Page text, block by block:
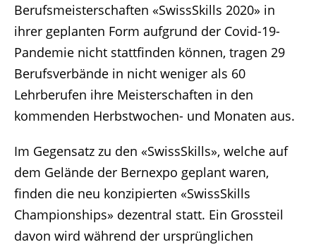
Berufsmeisterschaften «SwissSkills 2020» in
ihrer geplanten Form aufgrund der Covid-19-
Pandemie nicht stattfinden können, tragen 29
Berufsverbände in nicht weniger als 60
Lehrberufen ihre Meisterschaften in den
kommenden Herbstwochen- und Monaten aus.
Im Gegensatz zu den «SwissSkills», welche auf
dem Gelände der Bernexpo geplant waren,
finden die neu konzipierten «SwissSkills
Championships» dezentral statt. Ein Grossteil
davon wird während der ursprünglichen